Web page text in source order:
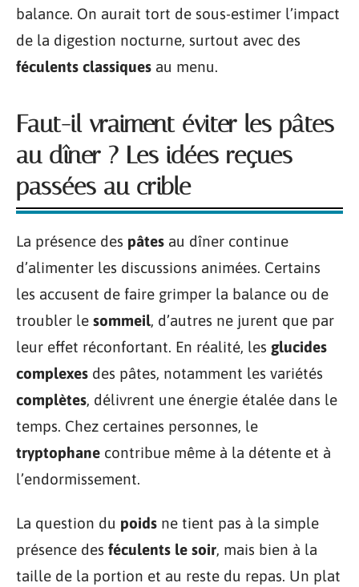
balance. On aurait tort de sous-estimer l’impact
de la digestion nocturne, surtout avec des
féculents classiques au menu.
Faut-il vraiment éviter les pâtes
au dîner ? Les idées reçues
passées au crible
La présence des pâtes au dîner continue
d’alimenter les discussions animées. Certains
les accusent de faire grimper la balance ou de
troubler le sommeil, d’autres ne jurent que par
leur effet réconfortant. En réalité, les glucides
complexes des pâtes, notamment les variétés
complètes, délivrent une énergie étalée dans le
temps. Chez certaines personnes, le
tryptophane contribue même à la détente et à
l’endormissement.
La question du poids ne tient pas à la simple
présence des féculents le soir, mais bien à la
taille de la portion et au reste du repas. Un plat